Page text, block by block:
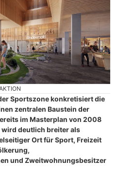
Sportszone konkretisiert die
zentralen Baustein der
im Masterplan von 2008
deutlich breiter als
Ort für Sport, Freizeit
und Zweitwohnungsbesitzer